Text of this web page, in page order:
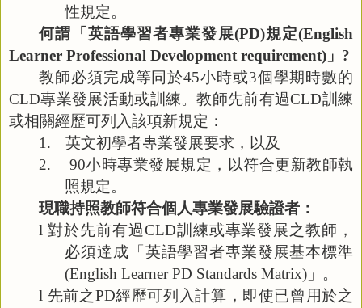
性規定。
何謂「英語學習者專業發展(PD)規定(English
Learner Professional Development requirement) 」 ?
教師必須完成等同於45小時或3個學期時數的
CLD專業發展活動或訓練。教師先前有過CLD訓練
或相關經歷可列入該項新規定：
1.
英文初學者專業發展要求，以及
2.
90小時專業發展規定，以符合更新教師執
照規定。
現職持照教師符合個人專業發展驗證者：
l 對於先前有過CLD訓練或專業發展之教師，
必須達成「英語學習者專業發展基本標準
(English Learner PD Standards Matrix) 」。
l 先前之PD經歷可列入計算，即使已曾用於之